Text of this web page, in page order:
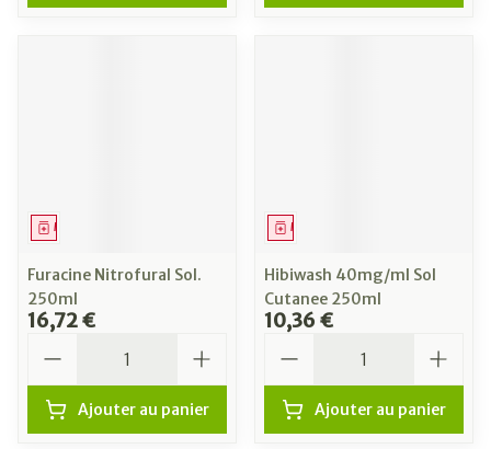
Médicament
Furacine Nitrofural Sol.
250ml
16,72 €
Ajouter au panier
Médicament
Hibiwash 40mg/ml Sol
Cutanee 250ml
10,36 €
Ajouter au panier